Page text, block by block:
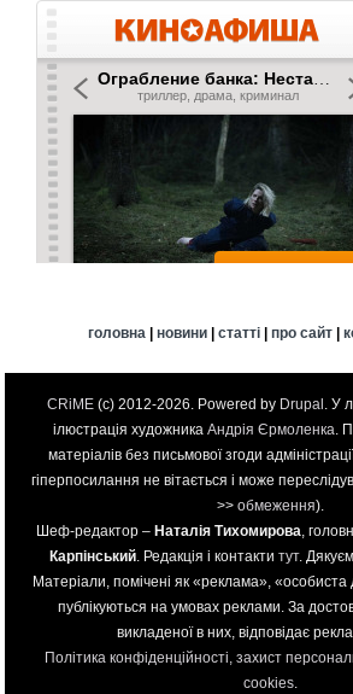
головна | новини| статті| про сайт|
CRiME (c) 2012-2026. Powered by Drupal . У
ілюстрація художника Андрія Єрмоленка .
матеріалів без письмової згоди
гіперпосилання не вітається і може
>> обмеження).
Шеф-редактор – Наталія Тихомирова ,
Карпінський . Редакція і контакти тут.
Матеріали, помічені як «реклама», «особиста
публікуються на умовах реклами. За
викладеної в них, відповідає
Політика конфіденційності, захист
cookies.